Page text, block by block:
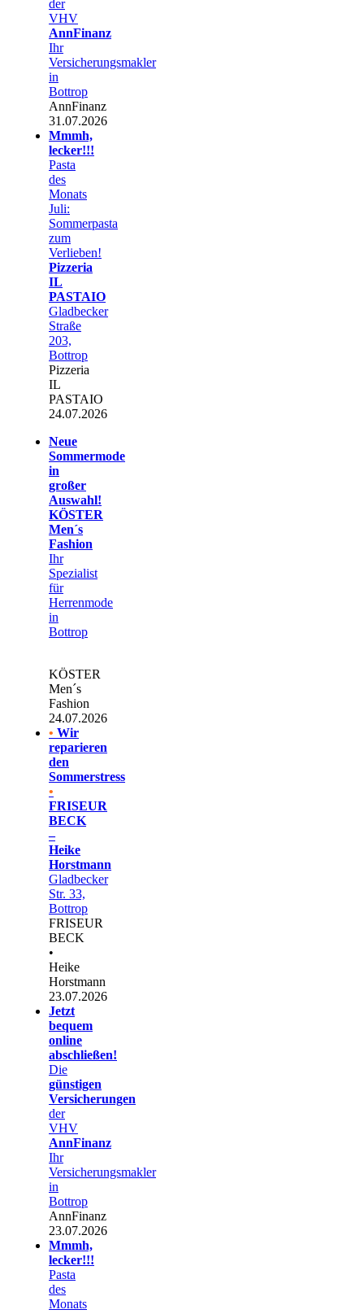
der
VHV
AnnFinanz
Ihr
Versicherungsmakler
in
Bottrop
AnnFinanz
31.07.2026
Mmmh,
lecker!!!
Pasta
des
Monats
Juli:
Sommerpasta
zum
Verlieben!
Pizzeria
IL
PASTAIO
Gladbecker
Straße
203,
Bottrop
Pizzeria
IL
PASTAIO
24.07.2026
Neue
Sommermode
in
großer
Auswahl!
KÖSTER
Men´s
Fashion
Ihr
Spezialist
für
Herrenmode
in
Bottrop
KÖSTER
Men´s
Fashion
24.07.2026
• Wir
reparieren
den
Sommerstress
•
FRISEUR
BECK
–
Heike
Horstmann
Gladbecker
Str. 33,
Bottrop
FRISEUR
BECK
•
Heike
Horstmann
23.07.2026
Jetzt
bequem
online
abschließen!
Die
günstigen
Versicherungen
der
VHV
AnnFinanz
Ihr
Versicherungsmakler
in
Bottrop
AnnFinanz
23.07.2026
Mmmh,
lecker!!!
Pasta
des
Monats